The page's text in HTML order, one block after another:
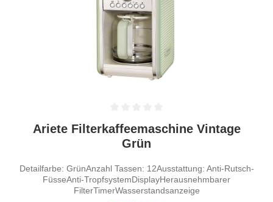
Durchschnittliche Bewertung von 0 von 5 Sternen
Ariete Filterkaffeemaschine Vintage
Grün
Detailfarbe: GrünAnzahl Tassen: 12Ausstattung: Anti-Rutsch-
FüsseAnti-TropfsystemDisplayHerausnehmbarer
FilterTimerWasserstandsanzeige